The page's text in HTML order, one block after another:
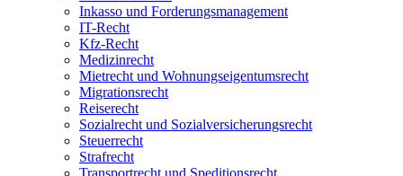
Inkasso und Forderungsmanagement
IT-Recht
Kfz-Recht
Medizinrecht
Mietrecht und Wohnungseigentumsrecht
Migrationsrecht
Reiserecht
Sozialrecht und Sozialversicherungsrecht
Steuerrecht
Strafrecht
Transportrecht und Speditionsrecht